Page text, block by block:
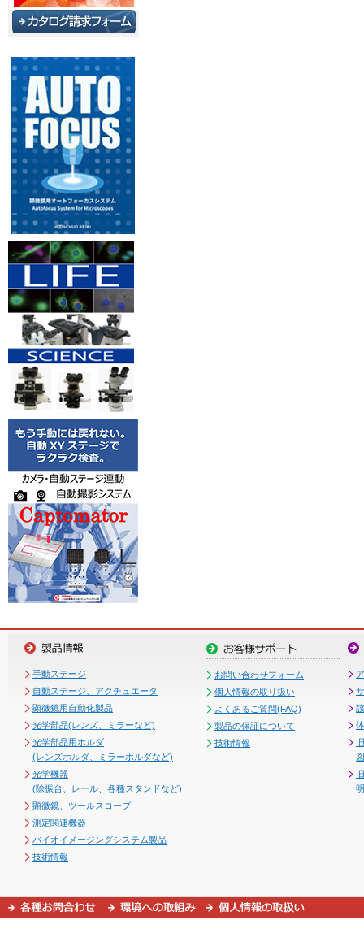
手動ステージ
自動ステージ、アクチュエータ
顕微鏡用自動化製品
光学部品(レンズ、ミラーなど)
光学部品用ホルダ
(レンズホルダ、ミラーホルダなど)
光学機器
(除振台、レール、各種スタンドなど)
顕微鏡、ツールスコープ
測定関連機器
バイオイメージングシステム製品
技術情報
お問い合わせフォーム
個人情報の取り扱い
よくあるご質問(FAQ)
製品の保証について
技術情報